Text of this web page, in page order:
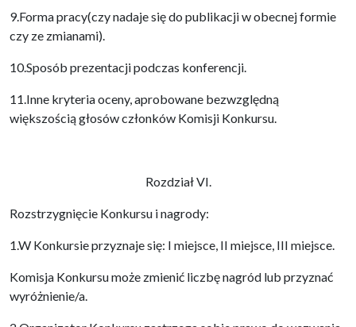
9.Forma pracy(czy nadaje się do publikacji w obecnej formie
czy ze zmianami).
10.Sposób prezentacji podczas konferencji.
11.Inne kryteria oceny, aprobowane bezwzględną
większością głosów członków Komisji Konkursu.
Rozdział VI.
Rozstrzygnięcie Konkursu i nagrody:
1.W Konkursie przyznaje się: I miejsce, II miejsce, III miejsce.
Komisja Konkursu może zmienić liczbę nagród lub przyznać
wyróżnienie/a.